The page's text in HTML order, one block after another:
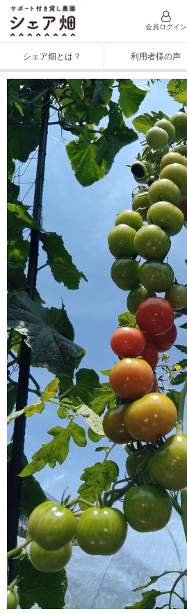
会員ログイン
シェア畑とは？ 利用者様の声